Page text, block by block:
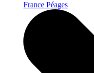
France Péages